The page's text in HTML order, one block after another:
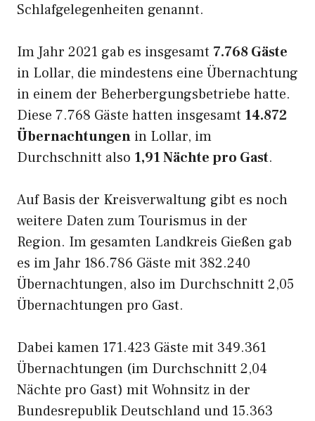
Schlafgelegenheiten genannt.
Im Jahr 2021 gab es insgesamt 7.768 Gäste
in Lollar, die mindestens eine Übernachtung
in einem der Beherbergungsbetriebe hatte.
Diese 7.768 Gäste hatten insgesamt 14.872
Übernachtungen in Lollar, im
Durchschnitt also 1,91 Nächte pro Gast.
Auf Basis der Kreisverwaltung gibt es noch
weitere Daten zum Tourismus in der
Region. Im gesamten Landkreis Gießen gab
es im Jahr 186.786 Gäste mit 382.240
Übernachtungen, also im Durchschnitt 2,05
Übernachtungen pro Gast.
Dabei kamen 171.423 Gäste mit 349.361
Übernachtungen (im Durchschnitt 2,04
Nächte pro Gast) mit Wohnsitz in der
Bundesrepublik Deutschland und 15.363